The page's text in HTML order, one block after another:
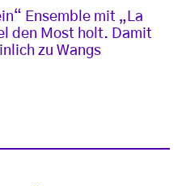
Ensemble mit „La
den Most holt. Damit
zu Wangs